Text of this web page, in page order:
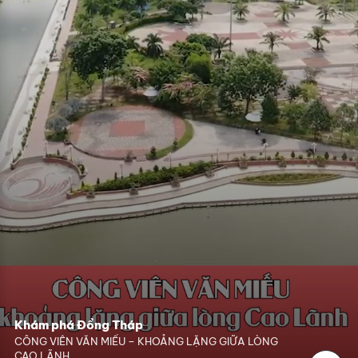
Khám phá Đồng Tháp
CÔNG VIÊN VĂN MIẾU – KHOẢNG LẶNG GIỮA LÒNG
CAO LÃNH